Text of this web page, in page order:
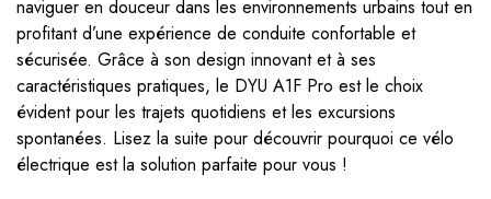
naviguer en douceur dans les environnements urbains tout en
profitant d’une expérience de conduite confortable et
sécurisée. Grâce à son design innovant et à ses
caractéristiques pratiques, le DYU A1F Pro est le choix
évident pour les trajets quotidiens et les excursions
spontanées. Lisez la suite pour découvrir pourquoi ce vélo
électrique est la solution parfaite pour vous !